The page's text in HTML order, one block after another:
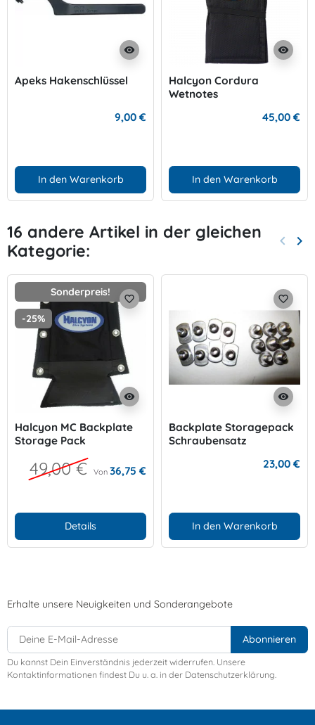
visibility
Apeks Hakenschlüssel
9,00 €
In den Warenkorb
visibility
Halcyon Cordura
Wetnotes
45,00 €
In den Warenkorb
16 andere Artikel in der gleichen
Kategorie:
Zurück
keyboard_arrow_left keyboard_arrow_right
Sonderpreis!
-25%
visibility
favorite_border
Halcyon MC Backplate
Storage Pack
49,00 € Von 36,75 €
Details
visibility
favorite_border
Backplate Storagepack
Schraubensatz
23,00 €
In den Warenkorb
Erhalte unsere Neuigkeiten und Sonderangebote
Du kannst Dein Einverständnis jederzeit widerrufen. Unsere
Kontaktinformationen findest Du u. a. in der Datenschutzerklärung.